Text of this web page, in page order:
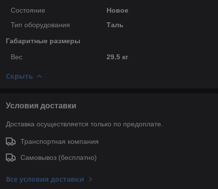
Состояние
Новое
Тип оборудования
Таль
Габаритные размеры
Вес 29.5 кг
Скрыть
Условия доставки
Доставка осуществляется только по предоплате.
Транспортная компания
Самовывоз (бесплатно)
Все условия доставки